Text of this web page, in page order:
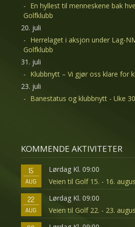
En hyllest til menneskene bak
Golfklubb
20. juli
Herrelaget i aksjon under Lag-
Golfklubb
31. juli
Klubbnytt – Vi gjør oss klare for
23. juli
Banestatus og klubbnytt - Uke 30
KOMMENDE AKTIVITETER
15
AUG
Lørdag Kl. 09:00
Veien til Golf 15. - 16.
22
AUG
Lørdag Kl. 09:00
Veien til Golf 22. - 23.